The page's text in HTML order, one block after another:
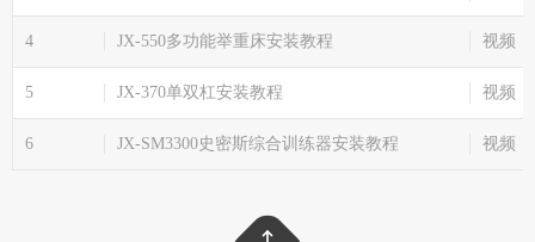
4 JX-550多功能举重床安装教程 视频
5 JX-370单双杠安装教程 视频
6 JX-SM3300史密斯综合训练器安装教程 视频